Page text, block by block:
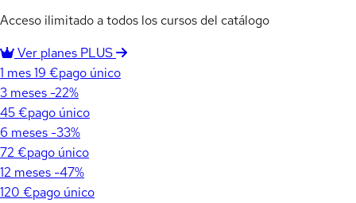
Acceso ilimitado a todos los cursos del catálogo
Ver planes PLUS
1 mes19 €pago único
3 meses -22%
45 €pago único
6 meses -33%
72 €pago único
12 meses -47%
120 €pago único